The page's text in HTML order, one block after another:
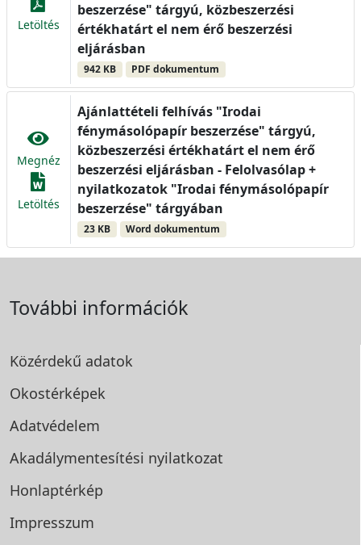
Letöltés
beszerzése" tárgyú, közbeszerzési
értékhatárt el nem érő beszerzési
eljárásban
942 KB PDF dokumentum
Megnéz
Letöltés
Ajánlattételi felhívás "Irodai
fénymásolópapír beszerzése" tárgyú,
közbeszerzési értékhatárt el nem érő
beszerzési eljárásban - Felolvasólap +
nyilatkozatok "Irodai fénymásolópapír
beszerzése" tárgyában
23 KB Word dokumentum
További információk
Közérdekű adatok
Okostérképek
Adatvédelem
Akadálymentesítési nyilatkozat
Honlaptérkép
Impresszum